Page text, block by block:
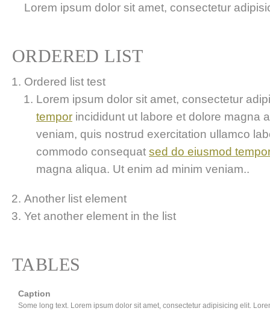
Lorem ipsum dolor sit amet, consectetur
ORDERED LIST
Ordered list test
Lorem ipsum dolor sit amet, consectetur
tempor incididunt ut labore et dolore magna
veniam, quis nostrud exercitation ullamco
commodo consequat sed do eiusmod
magna aliqua. Ut enim ad minim veniam..
Another list element
Yet another element in the list
TABLES
Caption
Some long text. Lorem ipsum dolor sit amet, consectetur adipisicing elit.